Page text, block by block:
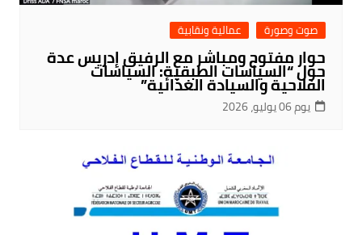
صوت وصورة عمالية ونقابية
حوار مفتوح ومباشر مع الرفيق إدريس عدة
حول “السياسات الطبقية: السياسات
الفلاحية والسيادة الغذائية”
يوم 06 يوليو، 2026